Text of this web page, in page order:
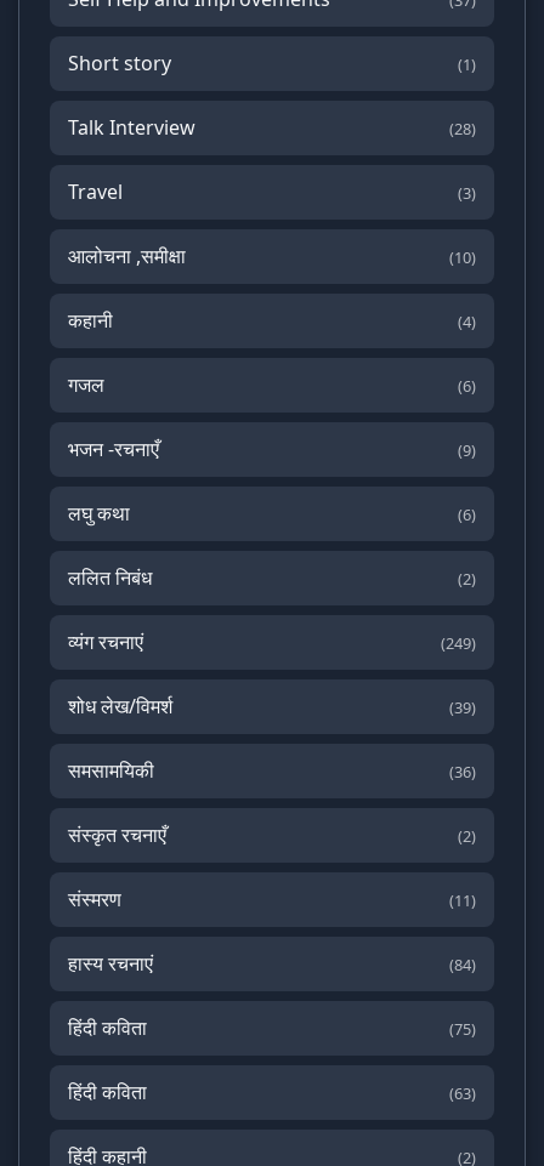
Short story (1)
Talk Interview (28)
Travel (3)
आलोचना ,समीक्षा (10)
कहानी (4)
गजल (6)
भजन -रचनाएँ (9)
लघु कथा (6)
ललित निबंध (2)
व्यंग रचनाएं (249)
शोध लेख/विमर्श (39)
समसामयिकी (36)
संस्कृत रचनाएँ (2)
संस्मरण (11)
हास्य रचनाएं (84)
हिंदी कविता (75)
हिंदी कविता (63)
हिंदी कहानी (2)